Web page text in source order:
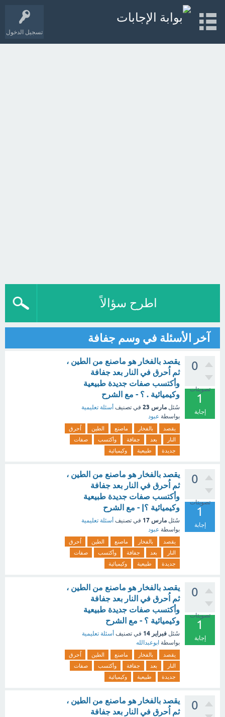
تسجيل الدخول
اطرح سؤالاً
آخر الأسئلة في وسم جفافة
0
تصويتات
1
إجابة
يقصد بالفخار هو ماصنع من الطين ،
ثم اُحرق في النار بعد جفافة
وأكتسب صفات جديدة طبيعية
وكيميائية . ؟ - مع الشرح
سُئل مارس 23 في تصنيف أسئلة تعليمية
بواسطة عبود
يقصد بالفخار ماصنع الطين
اُحرق
النار
بعد جفافة وأكتسب
صفات
جديدة
طبيعية وكيميائية
0
تصويتات
1
إجابة
يقصد بالفخار هو ماصنع من الطين ،
ثم اُحرق في النار بعد جفافة
وأكتسب صفات جديدة طبيعية
وكيميائية ؟| - مع الشرح
سُئل مارس 17 في تصنيف أسئلة تعليمية
بواسطة عبود
يقصد بالفخار ماصنع الطين
اُحرق
النار
بعد جفافة وأكتسب
صفات
جديدة
طبيعية وكيميائية
0
تصويتات
1
إجابة
يقصد بالفخار هو ماصنع من الطين ،
ثم اُحرق في النار بعد جفافة
وأكتسب صفات جديدة طبيعية
وكيميائية ؟ - مع الشرح
سُئل فبراير 14 في تصنيف أسئلة تعليمية
بواسطة ابوعبدالله
يقصد بالفخار ماصنع الطين
اُحرق
النار
بعد جفافة وأكتسب
صفات
جديدة
طبيعية وكيميائية
0
يقصد بالفخار هو ماصنع من الطين ،
ثم اُحرق في النار بعد جفافة